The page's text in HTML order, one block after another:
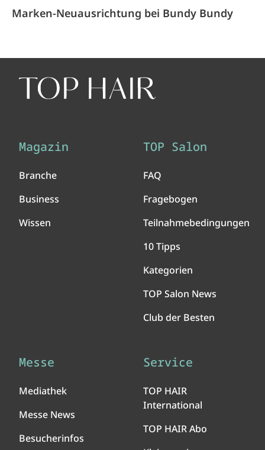
Marken-Neuausrichtung bei Bundy Bundy
Magazin
Branche
Business
Wissen
TOP Salon
FAQ
Fragebogen
Teilnahmebedingungen
10 Tipps
Kategorien
TOP Salon News
Club der Besten
Messe
Mediathek
Messe News
Besucherinfos
Service
TOP HAIR
International
TOP HAIR Abo